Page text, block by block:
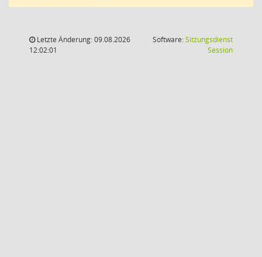
Letzte Änderung: 09.08.2026
12:02:01
Software:Sitzungsdienst
Session(Wird in